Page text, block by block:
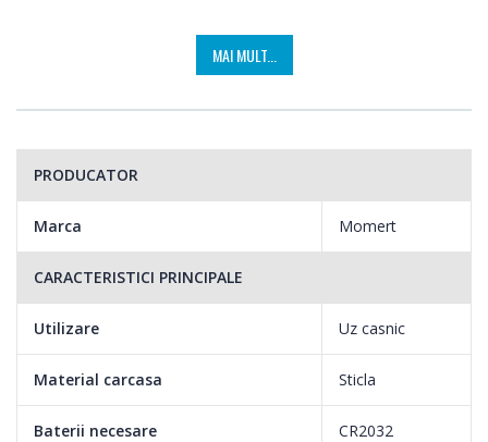
MAI MULT...
PRODUCATOR
Marca Momert
CARACTERISTICI PRINCIPALE
Utilizare Uz casnic
Material carcasa Sticla
Baterii necesare CR2032